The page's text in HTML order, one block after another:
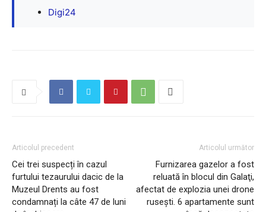
Digi24
Articolul precedent
Cei trei suspecți în cazul
furtului tezaurului dacic de la
Muzeul Drents au fost
condamnați la câte 47 de luni
Articolul următor
Furnizarea gazelor a fost
reluată în blocul din Galaţi,
afectat de explozia unei drone
ruseşti. 6 apartamente sunt